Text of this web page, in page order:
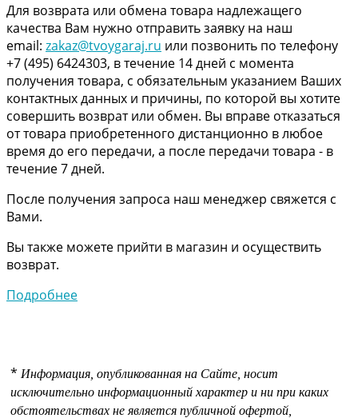
Для возврата или обмена товара надлежащего
качества Вам нужно отправить заявку на наш
email: zakaz@tvoygaraj.ru или позвонить по телефону
+7 (495) 6424303, в течение 14 дней с момента
получения товара, с обязательным указанием Ваших
контактных данных и причины, по которой вы хотите
совершить возврат или обмен. Вы вправе отказаться
от товара приобретенного дистанционно в любое
время до его передачи, а после передачи товара - в
течение 7 дней.
После получения запроса наш менеджер свяжется с
Вами.
Вы также можете прийти в магазин и осуществить
возврат.
Подробнее
* Информация, опубликованная на Сайте, носит
исключительно информационный характер и ни при каких
обстоятельствах не является публичной офертой,